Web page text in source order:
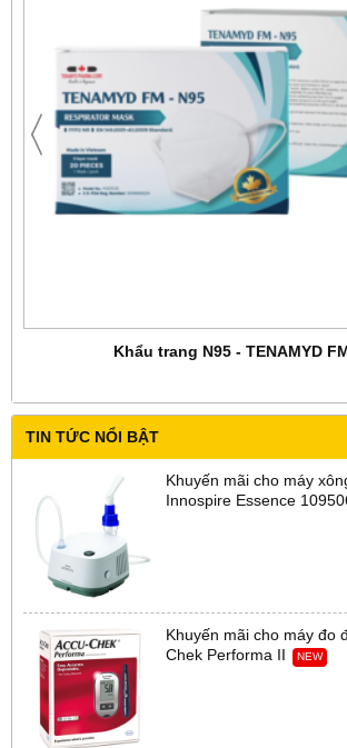
Khẩu trang N95 - TENAMYD
TIN TỨC NỔI BẬT
Khuyến mãi cho máy
Innospire Essence
Khuyến mãi cho máy đo
Chek Performa II
NEW